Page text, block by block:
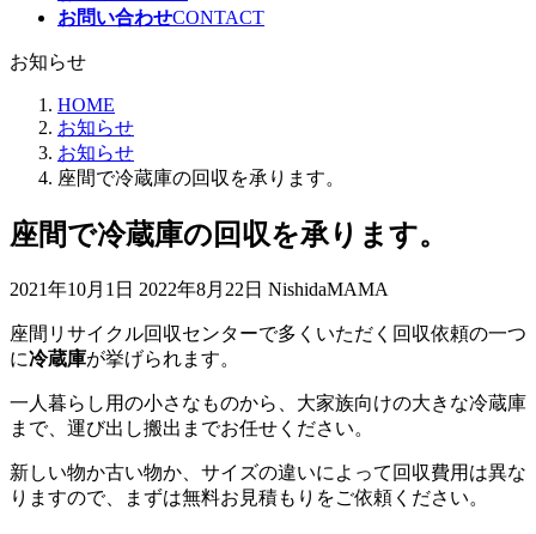
お問い合わせCONTACT
お知らせ
HOME
お知らせ
お知らせ
座間で冷蔵庫の回収を承ります。
座間で冷蔵庫の回収を承ります。
2021年10月1日 最
更
新
日
時
:
2022年8月22日 NishidaMAMA
座間リサイクル回収センターで多くいただく回収依頼の一つ
に冷蔵庫が挙げられます。
一人暮らし用の小さなものから、大家族向けの大きな冷蔵庫
まで、運び出し搬出までお任せください。
新しい物か古い物か、サイズの違いによって回収費用は異な
りますので、まずは無料お見積もりをご依頼ください。